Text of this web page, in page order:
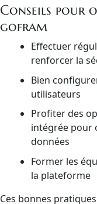
Conseils pour
gofram
Effectuer
renforcer la
Bien
utilisateurs
Profiter des
intégrée pour
données
Former les
la plateforme
Ces bonnes